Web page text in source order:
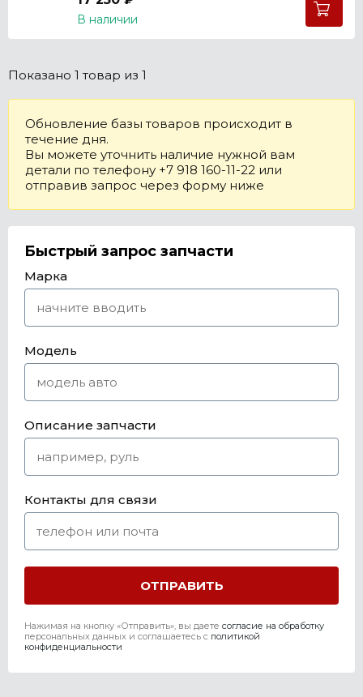
В наличии
Показано 1 товар из 1
Обновление базы товаров происходит в
течение дня.
Вы можете уточнить наличие нужной вам
детали по телефону +7 918 160-11-22 или
отправив запрос через форму ниже
Быстрый запрос запчасти
Марка
Модель
Описание запчасти
Контакты для связи
Нажимая на кнопку «Отправить», вы даете согласие на обработку
персональных данных и соглашаетесь c политикой
конфиденциальности